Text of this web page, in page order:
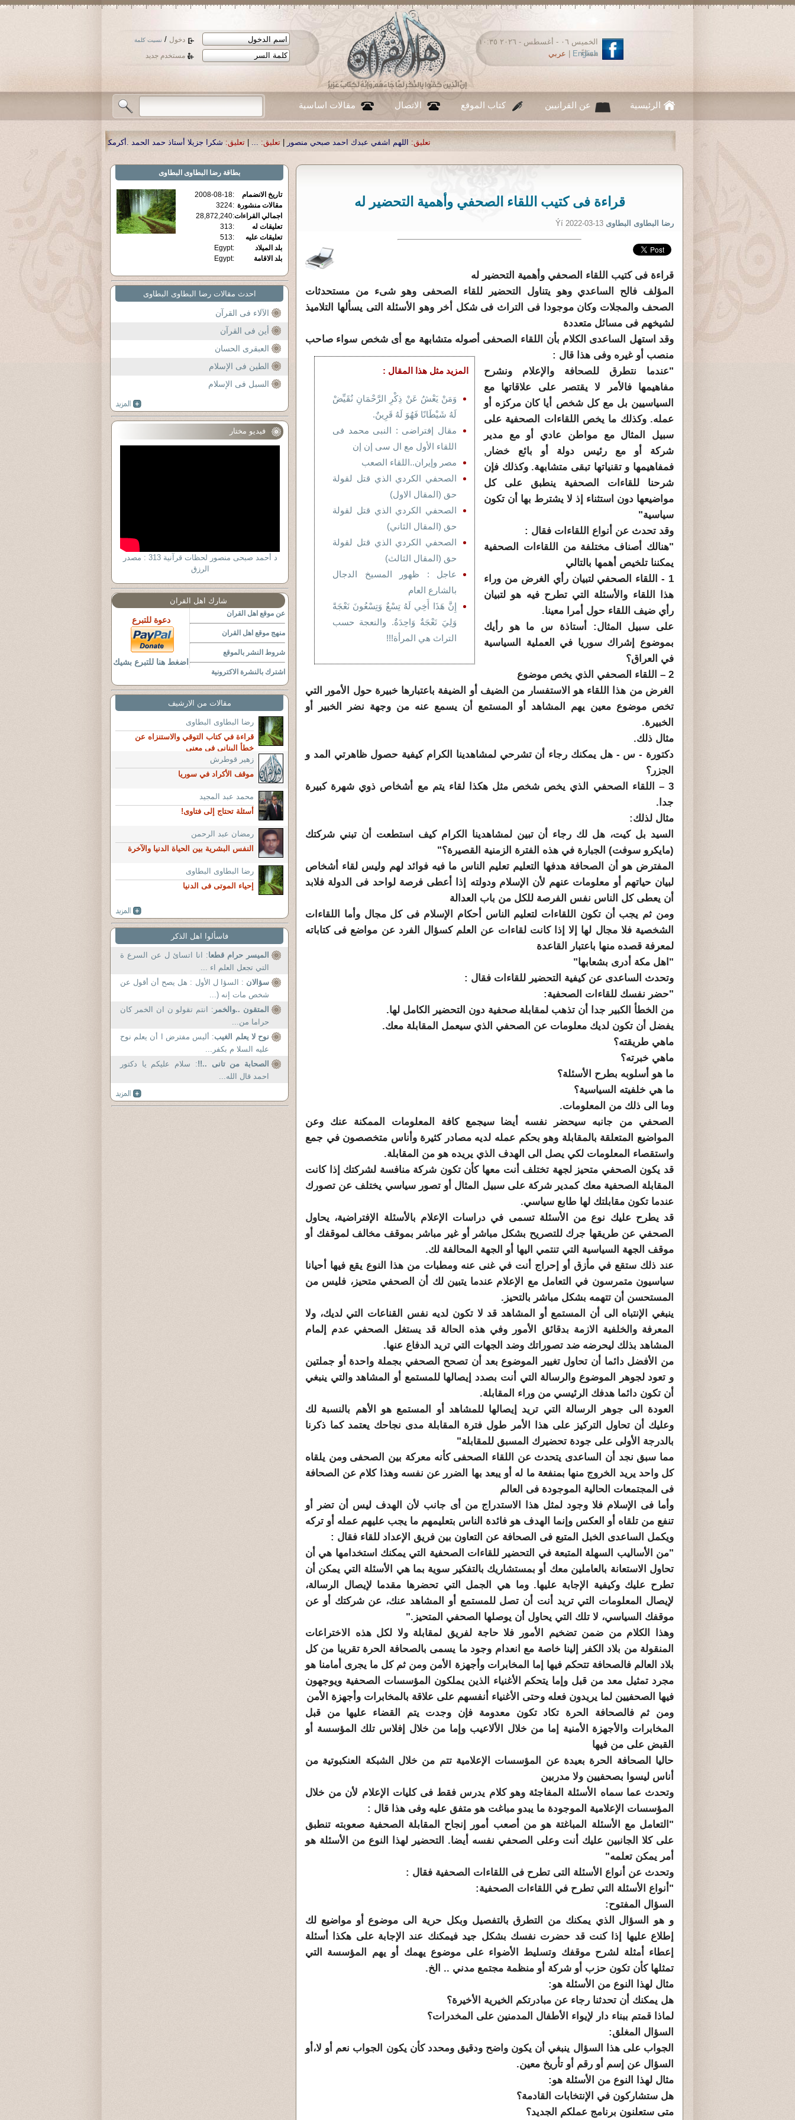
دخول / نسيت كلمة
مستخدم جديد
الخميس ٠٦ - أغسطس - ٢٠٢٦ ١٠:٣٥
مساءً
English عربي
الرئيسية عن القرانيين كتاب الموقع الاتصال مقالات اساسية
اللهم اشفي عبدك احمد صبحي منصور|تعليق: ... تعليق: شكرا جزيلا أستاذ حمد الحمد .أكرمكم الله .|تعليق: نسأل الله تعالى أن يمن بالشفاء لوالدنا
قراءة فى كتيب اللقاء الصحفي وأهمية التحضير له
رضا البطاوى البطاوى Ýí 2022-03-13
قراءة فى كتيب اللقاء الصحفي وأهمية التحضير له
المؤلف فالح الساعدي وهو يتناول التحضير للقاء الصحفى وهو شىء من مستحدثات
الصحف والمجلات وكان موجودا فى التراث فى شكل أخر وهو الأسئلة التى يسألها التلاميذ
لشيخهم فى مسائل متعددة
وقد استهل الساعدى الكلام بأن اللقاء الصحفى أصوله متشابهة مع أى شخص سواء صاحب
منصب أو غيره وفى هذا قال :
المزيد مثل هذا المقال :
وَمَنْ يَعْشُ عَنْ ذِكْرِ الرَّحْمَانِ نُقَيِّضْ
لَهُ شَيْطَانًا فَهُوَ لَهُ قَرِينٌ.
مقال إفتراضى : النبى محمد فى
اللقاء الأول مع ال سى إن إن
مصر وإيران..اللقاء الصعب
الصحفي الكردي الذي قتل لقولة
حق (المقال الاول)
الصحفي الكردي الذي قتل لقولة
حق (المقال الثاني)
الصحفي الكردي الذي قتل لقولة
حق (المقال الثالث)
عاجل : ظهور المسيخ الدجال
بالشارع العام
إِنَّ هَذَا أَخِي لَهُ تِسْعٌ وَتِسْعُونَ نَعْجَةً
وَلِيَ نَعْجَةٌ وَاحِدَةٌ. والنعجة حسب
التراث هي المرأة!!!
"عندما نتطرق للصحافة والإعلام ونشرح
مفاهيمها فالأمر لا يقتصر على علاقاتها مع
السياسيين بل مع كل شخص أيا كان مركزه أو
عمله. وكذلك ما يخص اللقاءات الصحفية على
سبيل المثال مع مواطن عادي أو مع مدير
شركة أو مع رئيس دولة أو بائع خضار,
فمفاهيمها و تقنياتها تبقى متشابهة. وكذلك فإن
شرحنا للقاءات الصحفية ينطبق على كل
مواضيعها دون استثناء إذ لا يشترط بها أن تكون
سياسية"
وقد تحدث عن أنواع اللقاءات فقال :
"هنالك أصناف مختلفة من اللقاءات الصحفية
يمكننا تلخيص أهمها بالتالي
1 - اللقاء الصحفي لتبيان رأي الغرض من وراء
هذا اللقاء والأسئلة التي تطرح فيه هو لتبيان
رأي ضيف اللقاء حول أمرا معينا.
على سبيل المثال: أستاذة س ما هو رأيك
بموضوع إشراك سوريا في العملية السياسية
في العراق؟
2 – اللقاء الصحفي الذي يخص موضوع
الغرض من هذا اللقاء هو الاستفسار من الضيف أو الضيفة باعتبارها خبيرة حول الأمور التي
تخص موضوع معين يهم المشاهد أو المستمع أن يسمع عنه من وجهة نضر الخبير أو
الخبيرة.
مثال ذلك.
دكتورة - س - هل يمكنك رجاء أن تشرحي لمشاهدينا الكرام كيفية حصول ظاهرتي المد و
الجزر؟
3 – اللقاء الصحفي الذي يخص شخص مثل هكذا لقاء يتم مع أشخاص ذوي شهرة كبيرة
جدا.
مثال لذلك:
السيد بل كيت، هل لك رجاء أن تبين لمشاهدينا الكرام كيف استطعت أن تبني شركتك
(مايكرو سوفت) الجبارة في هذه الفترة الزمنية القصيرة؟"
المفترض هو أن الصحافة هدفها التعليم تعليم الناس ما فيه فوائد لهم وليس لقاء أشخاص
لبيان حياتهم أو معلومات عنهم لأن الإسلام ودولته إذا أعطى فرصة لواحد فى الدولة فلابد
أن يعطى كل الناس نفس الفرصة للكل من باب العدالة
ومن ثم يجب أن تكون اللقاءات لتعليم الناس أحكام الإسلام فى كل مجال وأما اللقاءات
الشخصية فلا مجال لها إلا إذا كانت لقاءات عن العلم كسؤال الفرد عن مواضع فى كتاباته
لمعرفة قصده منها باعتبار القاعدة
"اهل مكة أدرى بشعابها"
وتحدث الساعدى عن كيفية التحضير للقاءات فقال :
"حضر نفسك للقاءات الصحفية:
من الخطأ الكبير جدا أن تذهب لمقابلة صحفية دون التحضير الكامل لها.
يفضل أن تكون لديك معلومات عن الصحفي الذي سيعمل المقابلة معك.
ماهي طريقته؟
ماهي خبرته؟
ما هو أسلوبه بطرح الأسئلة؟
ما هي خلفيته السياسية؟
وما الى ذلك من المعلومات.
الصحفي من جانبه سيحضر نفسه أيضا سيجمع كافة المعلومات الممكنة عنك وعن
المواضيع المتعلقة بالمقابلة وهو بحكم عمله لديه مصادر كثيرة وأناس متخصصون في جمع
واستقصاء المعلومات لكي يصل الى الهدف الذي يريده هو من المقابلة.
قد يكون الصحفي متحيز لجهة تختلف أنت معها كأن تكون شركة منافسة لشركتك إذا كانت
المقابلة الصحفية معك كمدير شركة على سبيل المثال أو تصور سياسي يختلف عن تصورك
عندما تكون مقابلتك لها طابع سياسي.
قد يطرح عليك نوع من الأسئلة تسمى في دراسات الإعلام بالأسئلة الإفتراضية، يحاول
الصحفي عن طريقها جرك للتصريح بشكل مباشر أو غير مباشر بموقف مخالف لموقفك أو
موقف الجهة السياسية التي تنتمي اليها أو الجهة المحالفة لك.
عند ذلك ستقع في مأزق أو إحراج أنت في غنى عنه ومطبات من هذا النوع يقع فيها أحيانا
سياسيون متمرسون في التعامل مع الإعلام عندما يتبين لك أن الصحفي متحيز، فليس من
المستحسن أن تتهمه بشكل مباشر بالتحيز.
ينبغي الإنتباه الى أن المستمع أو المشاهد قد لا تكون لديه نفس القناعات التي لديك، ولا
المعرفة والخلفية الازمة بدقائق الأمور وفي هذه الحالة قد يستغل الصحفي عدم إلمام
المشاهد بذلك ليحرضه ضد تصوراتك وضد الجهات التي تريد الدفاع عنها.
من الأفضل دائما أن تحاول تغيير الموضوع بعد أن تصحح الصحفي بجملة واحدة أو جملتين
و تعود لجوهر الموضوع والرسالة التي أنت بصدد إيصالها للمستمع أو المشاهد والتي ينبغي
أن تكون دائما هدفك الرئيسي من وراء المقابلة.
العودة الى جوهر الرسالة التي تريد إيصالها للمشاهد أو المستمع هو الأهم بالنسبة لك
وعليك أن تحاول التركيز على هذا الأمر طول فترة المقابلة مدى نجاحك يعتمد كما ذكرنا
بالدرجة الأولى على جودة تحضيرك المسبق للمقابلة"
مما سبق نجد أن الساعدى يتحدث عن اللقاء الصحفى كأنه معركة بين الصحفى ومن يلقاه
كل واحد يريد الخروج منها بمنفعة ما له أو يبعد بها الضرر عن نفسه وهذا كلام عن الصحافة
فى المجتمعات الحالية الموجودة فى العالم
وأما فى الإسلام فلا وجود لمثل هذا الاستدراج من أى جانب لأن الهدف ليس أن تضر أو
تنفع من تلقاه أو العكس وإنما الهدف هو فائدة الناس بتعليمهم ما يجب عليهم عمله أو تركه
ويكمل الساعدى الخبل المتبع فى الصحافة عن التعاون بين فريق الإعداد للقاء فقال :
"من الأساليب السهلة المتبعة في التحضير للقاءات الصحفية التي يمكنك استخدامها هي أن
تحاول الاستعانة بالعاملين معك أو بمستشاريك بالتفكير سوية بما هي الأسئلة التي يمكن أن
تطرح عليك وكيفية الإجابة عليها. وما هي الجمل التي تحضرها مقدما لإيصال الرسالة،
لإيصال المعلومات التي تريد أنت أن تصل للمستمع أو المشاهد عنك، عن شركتك أو عن
موقفك السياسي، لا تلك التي يحاول أن يوصلها الصحفي المتحيز."
وهذا الكلام من ضمن تضخيم الأمور فلا حاجة لفريق لمقابلة ولا لكل هذه الاختراعات
المنقولة من بلاد الكفر إلينا خاصة مع انعدام وجود ما يسمى بالصحافة الحرة تقريبا من كل
بلاد العالم فالصحافة تتحكم فيها إما المخابرات وأجهزة الأمن ومن ثم كل ما يجرى أمامنا هو
مجرد تمثيل معد من قبل وإما يتحكم الأغنياء الذين يملكون المؤسسات الصحفية ويوجهون
فيها الصحفيين لما يريدون فعله وحتى الأغنياء أنفسهم على علاقة بالمخابرات وأجهزة الأمن
ومن ثم فالصحافة الحرة تكاد تكون معدومة فإن وجدت يتم القضاء عليها من قبل
المخابرات والأجهزة الأمنية إما من خلال الألاعيب وإما من خلال إفلاس تلك المؤسسة أو
القبض على من فيها
حاليا الصحافة الحرة بعيدة عن المؤسسات الإعلامية تتم من خلال الشبكة العنكبوتية من
أناس ليسوا بصحفيين ولا مدربين
وتحدث عما سماه الأسئلة المفاجئة وهو كلام يدرس فقط فى كليات الإعلام لأن من خلال
المؤسسات الإعلامية الموجودة ما يبدو مباغت هو متفق عليه وفى هذا قال :
"التعامل مع الأسئلة المباغتة هو من أصعب أمور إنجاح المقابلة الصحفية صعوبته تنطبق
على كلا الجانبين عليك أنت وعلى الصحفي نفسه أيضا. التحضير لهذا النوع من الأسئلة هو
أمر يمكن تعلمه"
وتحدث عن أنواع الأسئلة التى تطرح فى اللقاءات الصحفية فقال :
"أنواع الأسئلة التي تطرح في اللقاءات الصحفية:
السؤال المفتوح:
و هو السؤال الذي يمكنك من التطرق بالتفصيل وبكل حرية الى موضوع أو مواضيع لك
إطلاع عليها إذا كنت قد حضرت نفسك بشكل جيد فيمكنك عند الإجابة على هكذا أسئلة
إعطاء أمثلة لشرح موقفك وتسليط الأضواء على موضوع يهمك أو يهم المؤسسة التي
تمثلها كأن تكون حزب أو شركة أو منظمة مجتمع مدني .. الخ.
مثال لهذا النوع من الأسئلة هو:
هل يمكنك أن تحدثنا رجاء عن مبادرتكم الخيرية الأخيرة؟
لماذا قمتم ببناء دار لإيواء الأطفال المدمنين على المخدرات؟
السؤال المغلق:
الجواب على هذا السؤال ينبغي أن يكون واضح ودقيق ومحدد كأن يكون الجواب نعم أو لا،أو
السؤال عن إسم أو رقم أو تأريخ معين.
مثال لهذا النوع من الأسئلة هو:
هل ستشاركون في الإنتخابات القادمة؟
متى ستعلنون برنامج عملكم الجديد؟
بطاقة رضا البطاوى البطاوى
تاريخ الانضمام :
2008-08-18
مقالات منشورة :
3224
اجمالي القراءات:
28,872,240
تعليقات له
:
313
تعليقات عليه
:
513
بلد الميلاد
:
Egypt
بلد الاقامة
:
Egypt
احدث مقالات رضا البطاوى البطاوى
الآلاء فى القرآن
أين فى القرآن
العبقرى الحسان
الطين فى الإسلام
السبل فى الإسلام
فيديو مختار
د أحمد صبحى منصور لحظات قرآنية 313 : مصدر
الرزق
شارك اهل القران
عن موقع اهل القران
منهج موقع اهل القران
شروط النشر بالموقع
اشترك بالنشرة الاكترونية
دعوة للتبرع
اضغط هنا للتبرع بشيك
مقالات من الارشيف
رضا البطاوى البطاوى
قراءة في كتاب التوقي والاستنزاه عن
خطأ البناني في معنى
زهير قوطرش
موقف الأكراد في سوريا
محمد عبد المجيد
أسئلة تحتاج إلى فتاوى!
رمضان عبد الرحمن
النفس البشرية بين الحياة الدنيا والآخرة
رضا البطاوى البطاوى
إحياء الموتى فى الدنيا
فاسألوا اهل الذكر
الميسر حرام قطعا: انا اتسائ ل عن السرع ة
التي تجعل العلم اء ...
سؤالان : السؤا ل الأول : هل يصح أن أقول عن
شخص مات إنه (...
المتقون ..والخمر : انتم تقولو ن ان الخمر کان
حراما من...
نوح لا يعلم الغيب: أليس مفترض ا أن يعلم نوح
عليه السلا م بكفر...
الصحابة من تانى ..!!: سلام عليكم يا دكتور
احمد قال الله...